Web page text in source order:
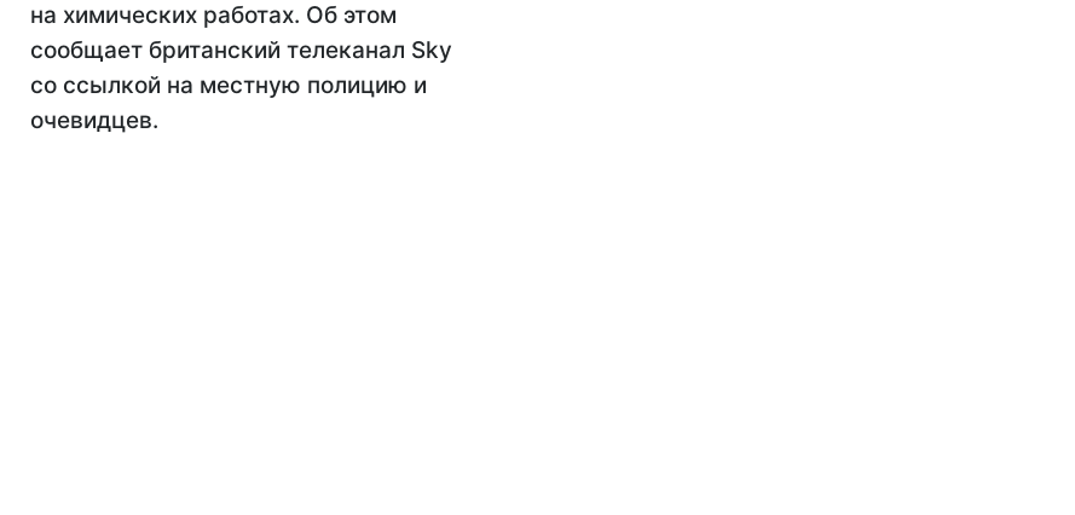
на химических работах. Об этом
сообщает британский телеканал Sky
со ссылкой на местную полицию и
очевидцев.